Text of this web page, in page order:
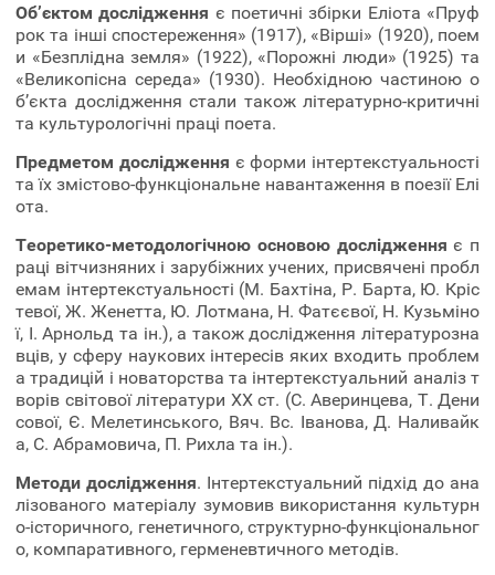
Об’єктом дослідження є поетичні збірки Еліота «Пруф
рок та інші спостереження» (1917), «Вірші» (1920), поем
и «Безплідна земля» (1922), «Порожні люди» (1925) та
«Великопісна середа» (1930). Необхідною частиною о
б’єкта дослідження стали також літературно-критичні
та культурологічні праці поета.
Предметом дослідження є форми інтертекстуальності
та їх змістово-функціональне навантаження в поезії Елі
ота.
Теоретико-методологічною основою дослідження є п
раці вітчизняних і зарубіжних учених, присвячені пробл
емам інтертекстуальності (М. Бахтіна, Р. Барта, Ю. Кріс
тевої, Ж. Женетта, Ю. Лотмана, Н. Фатєєвої, Н. Кузьміно
ї, І. Арнольд та ін.), а також дослідження літературозна
вців, у сферу наукових інтересів яких входить проблем
а традицій і новаторства та інтертекстуальний аналіз т
ворів світової літератури ХХ ст. (С. Аверинцева, Т. Дени
сової, Є. Мелетинського, Вяч. Вс. Іванова, Д. Наливайк
а, С. Абрамовича, П. Рихла та ін.).
Методи дослідження. Інтертекстуальний підхід до ана
лізованого матеріалу зумовив використання культурн
о-історичного, генетичного, структурно-функціональног
о, компаративного, герменевтичного методів.